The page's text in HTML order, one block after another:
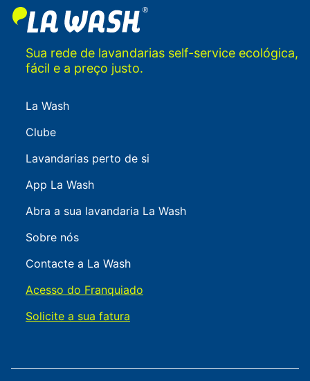
Sua rede de lavandarias self-service ecológica,
fácil e a preço justo.
La Wash
Clube
Lavandarias perto de si
App La Wash
Abra a sua lavandaria La Wash
Sobre nós
Contacte a La Wash
Acesso do Franquiado
Solicite a sua fatura